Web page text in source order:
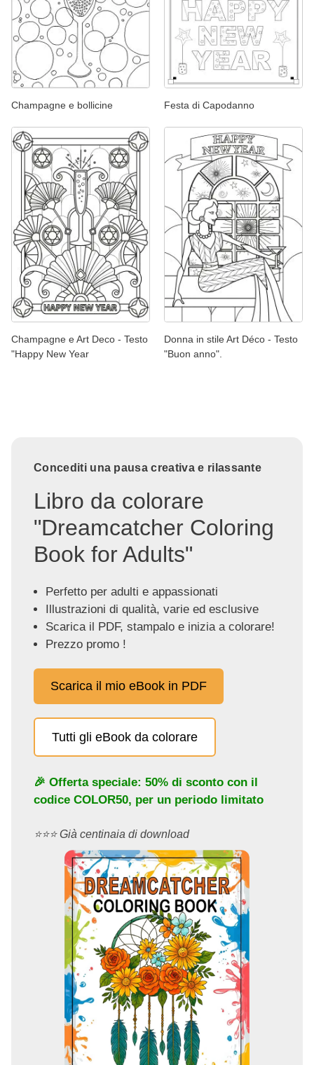
Champagne e bollicine Festa di Capodanno
Champagne e Art Deco - Testo
"Happy New Year
Donna in stile Art Déco - Testo
"Buon anno".
Concediti una pausa creativa e rilassante
Libro da colorare
"Dreamcatcher Coloring
Book for Adults"
Perfetto per adulti e appassionati
Illustrazioni di qualità, varie ed esclusive
Scarica il PDF, stampalo e inizia a colorare!
Prezzo promo !
Scarica il mio eBook in PDF
Tutti gli eBook da colorare
🎉 Offerta speciale: 50% di sconto con il
codice COLOR50, per un periodo limitato
⭐️⭐️⭐️ Già centinaia di download